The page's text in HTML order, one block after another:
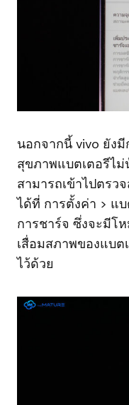
นอกจากนี้ vivo ยัง
สุขภาพแบตเตอรีไ
สามารถเข้าไปตรว
ได้ที่ การตั้งค่า > แ
การชาร์จ ซึ่งจะมีโ
เสื่อมสภาพของแบต
ไว้ด้วย